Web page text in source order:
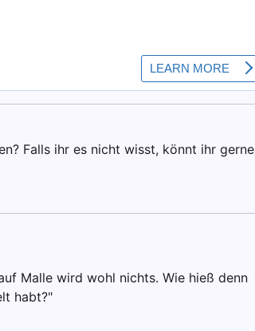
Falls ihr es nicht wisst, könnt ihr gerne
Malle wird wohl nichts. Wie hieß denn
habt?"